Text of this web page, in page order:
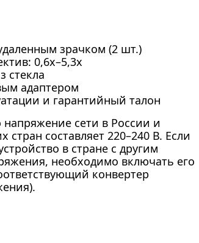
зрачком (2 шт.)
0,6x–5,3x
стекла
адаптером
и гарантийный талон
сети в России и
составляет 220–240 В. Если
в стране с другим
необходимо включать его
конвертер